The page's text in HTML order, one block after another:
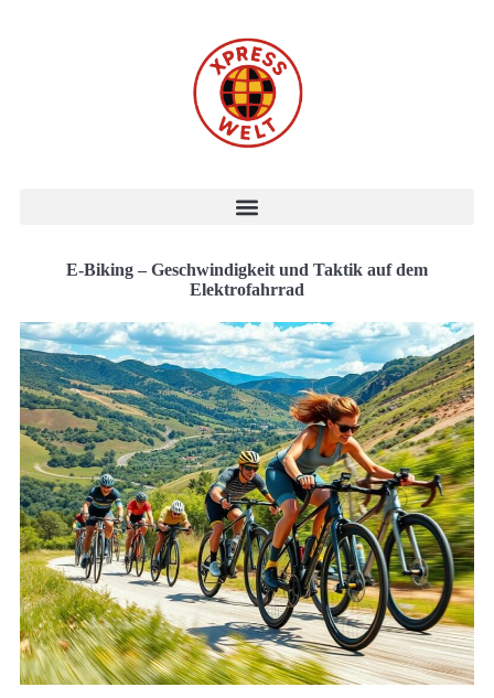
E-Biking – Geschwindigkeit und Taktik auf dem
Elektrofahrrad